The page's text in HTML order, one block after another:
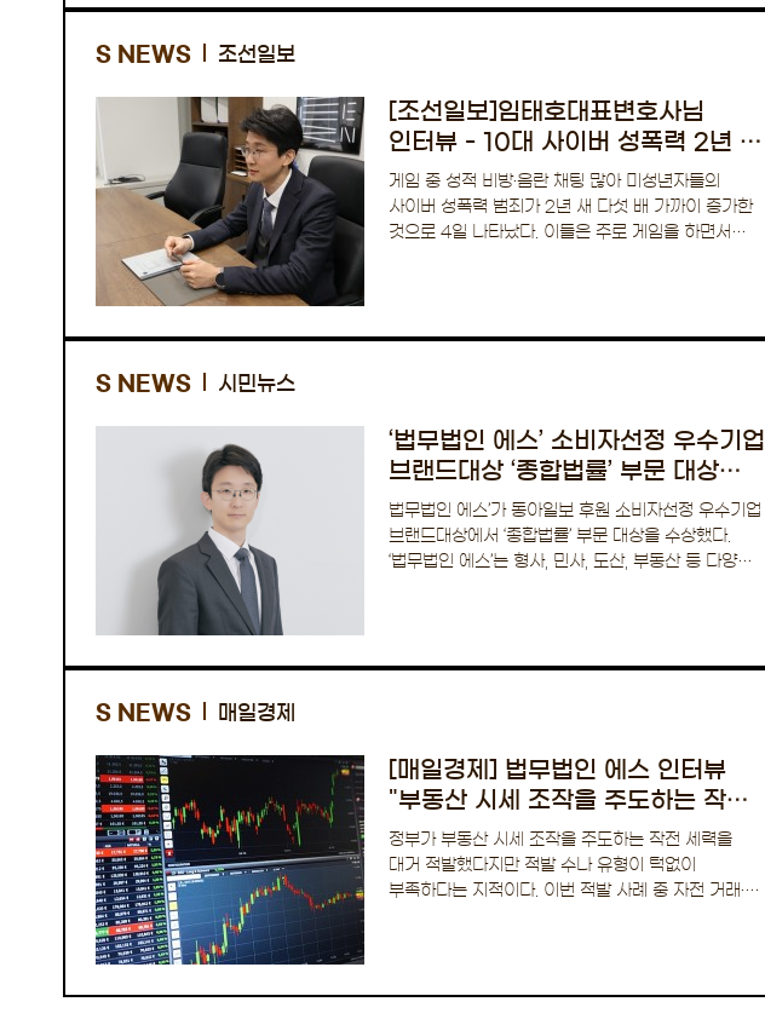
S NEWS 조선일보
[조선일보]임태호대표변호사님
인터뷰 - 10대 사이버 성폭력 2년 새
5배로..
게임 중 성적 비방·음란 채팅 많아 미성년자들의
사이버 성폭력 범죄가 2년 새 다섯 배 가까이 증가한
것으로 4일 나타났다. 이들은 주로 게임을 하면서
S NEWS 시민뉴스
‘법무법인 에스’ 소비자선정 우수기업
브랜드대상 ‘종합법률’ 부문 대상
수상
법무법인 에스’가 동아일보 후원 소비자선정 우수기업
브랜드대상에서 ‘종합법률’ 부문 대상을 수상했다.
‘법무법인 에스’는 형사, 민사, 도산, 부동산 등 다양한
S NEWS 매일경제
[매일경제] 법무법인 에스 인터뷰
"부동산 시세 조작을 주도하는 작전
세력"
정부가 부동산 시세 조작을 주도하는 작전 세력을
대거 적발했다지만 적발 수나 유형이 턱없이
부족하다는 지적이다. 이번 적발 사례 중 자전 거래·